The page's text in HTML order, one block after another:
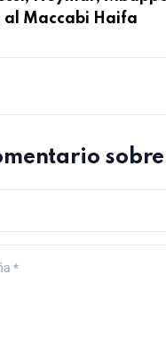
Maccabi Haifa